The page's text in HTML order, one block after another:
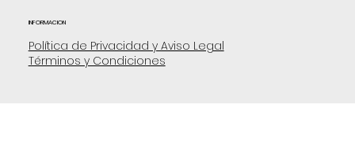
INFORMACION
Política de Privacidad y Aviso Legal
Términos y Condiciones